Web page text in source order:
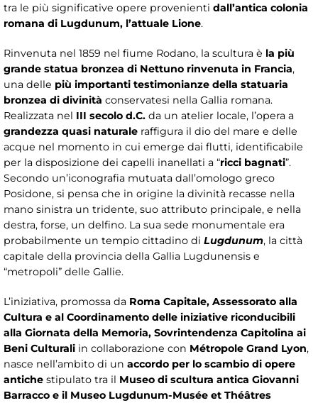
tra le più significative opere provenienti dall’antica colonia
romana di Lugdunum, l’attuale Lione.
Rinvenuta nel 1859 nel fiume Rodano, la scultura è la più
grande statua bronzea di Nettuno rinvenuta in Francia,
una delle più importanti testimonianze della statuaria
bronzea di divinità conservatesi nella Gallia romana.
Realizzata nel III secolo d.C. da un atelier locale, l’opera a
grandezza quasi naturale raffigura il dio del mare e delle
acque nel momento in cui emerge dai flutti, identificabile
per la disposizione dei capelli inanellati a “ricci bagnati”.
Secondo un’iconografia mutuata dall’omologo greco
Posidone, si pensa che in origine la divinità recasse nella
mano sinistra un tridente, suo attributo principale, e nella
destra, forse, un delfino. La sua sede monumentale era
probabilmente un tempio cittadino di Lugdunum, la città
capitale della provincia della Gallia Lugdunensis e
“metropoli” delle Gallie.
L’iniziativa, promossa da Roma Capitale, Assessorato alla
Cultura e al Coordinamento delle iniziative riconducibili
alla Giornata della Memoria, Sovrintendenza Capitolina ai
Beni Culturali in collaborazione con Métropole Grand Lyon,
nasce nell’ambito di un accordo per lo scambio di opere
antiche stipulato tra il Museo di scultura antica Giovanni
Barracco e il Museo Lugdunum-Musée et Théâtres